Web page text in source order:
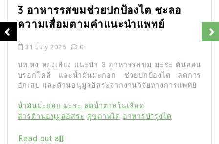
3 อาหารรสขมช่วยปกป้องไต ชะลอ
ความเสื่อมตามคำแนะนำแพทย์
31 July 2026 0
นพ.หง หย่งเสียง แนะนำ 3 อาหารรสขม มะระ ต้นอ่อน
บรอกโคลี และน้ำมันมะกอก ช่วยปกป้องไต ลดการ
อักเสบ และต้านอนุมูลอิสระจากงานวิจัยทางการแพทย์
น้ำมันมะกอก มะระ ลดน้ำตาลในเลือด
สารต้านอนุมูลอิสระ สุขภาพไต อาหารบำรุงไต
Read out all